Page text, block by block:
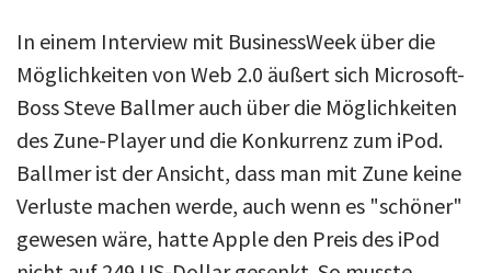
Mac
iPad
Tests
Tipps
Magazine
In einem Interview mit BusinessWeek über die
Möglichkeiten von Web 2.0 äußert sich Microsoft-
Boss Steve Ballmer auch über die Möglichkeiten
des Zune-Player und die Konkurrenz zum iPod.
Ballmer ist der Ansicht, dass man mit Zune keine
Verluste machen werde, auch wenn es "schöner"
gewesen wäre, hatte Apple den Preis des iPod